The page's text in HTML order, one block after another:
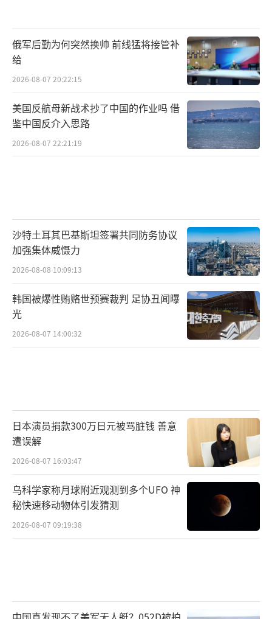
俄军后勤为何突然换帅 前线猛将接管补
给
2026-08-07 20:22:15
美国反航母新战术抄了中国的作业吗 借
鉴中国反介入思路
2026-08-07 22:21:19
沙特土耳其巴基斯坦签署共同防务协议
加强集体威慑力
2026-08-08 10:09:13
韩国被爆性贿赂世预赛裁判 足协丑闻曝
光
2026-08-07 14:00:32
日本演员捐款300万日元被骂脏钱 善意
遭误解
2026-08-07 16:03:47
乌科学家称月球附近观测到多个UFO 神
秘快速移动物体引发猜测
2026-08-07 09:19:38